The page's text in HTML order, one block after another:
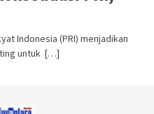
Indonesia (PRI) menjadikan
untuk […]